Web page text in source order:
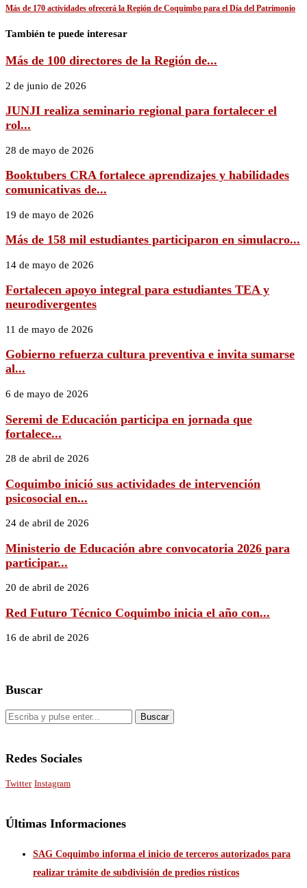
Más de 170 actividades ofrecerá la Región de Coquimbo para el Día del Patrimonio
También te puede interesar
Más de 100 directores de la Región de...
2 de junio de 2026
JUNJI realiza seminario regional para fortalecer el
rol...
28 de mayo de 2026
Booktubers CRA fortalece aprendizajes y habilidades
comunicativas de...
19 de mayo de 2026
Más de 158 mil estudiantes participaron en simulacro...
14 de mayo de 2026
Fortalecen apoyo integral para estudiantes TEA y
neurodivergentes
11 de mayo de 2026
Gobierno refuerza cultura preventiva e invita sumarse
al...
6 de mayo de 2026
Seremi de Educación participa en jornada que
fortalece...
28 de abril de 2026
Coquimbo inició sus actividades de intervención
psicosocial en...
24 de abril de 2026
Ministerio de Educación abre convocatoria 2026 para
participar...
20 de abril de 2026
Red Futuro Técnico Coquimbo inicia el año con...
16 de abril de 2026
Buscar
Redes Sociales
Twitter Instagram
Últimas Informaciones
SAG Coquimbo informa el inicio de terceros autorizados para
realizar trámite de subdivisión de predios rústicos